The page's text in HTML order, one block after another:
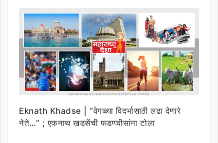
Eknath Khadse | “वेगळ्या विदर्भासाठी लढा देणारे
नेते…” ; एकनाथ खडसेंची फडणवीसांना टोला